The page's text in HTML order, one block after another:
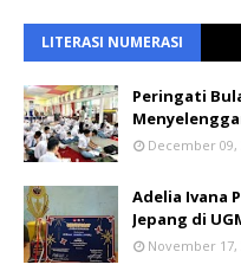
LITERASI NUMERASI
Peringati
December 09,
Adelia Ivana
Jepang di
November 17,